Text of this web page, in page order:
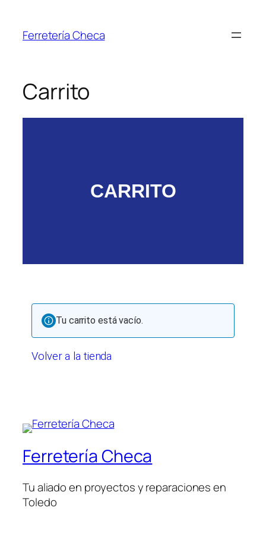
Ferretería Checa
Carrito
CARRITO
Tu carrito está vacío.
Volver a la tienda
Ferretería Checa
Tu aliado en proyectos y reparaciones en
Toledo